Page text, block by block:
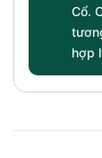
Cổ.
hợp